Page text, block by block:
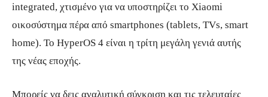
integrated, χτισμένο για να υποστηρίζει το Xiaomi
οικοσύστημα πέρα από smartphones (tablets, TVs, smart
home). Το HyperOS 4 είναι η τρίτη μεγάλη γενιά αυτής
της νέας εποχής.
Μπορείς να δεις αναλυτική σύγκριση και τις τελευταίες